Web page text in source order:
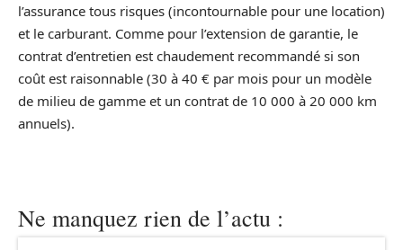
l’assurance tous risques (incontournable pour une location)
et le carburant. Comme pour l’extension de garantie, le
contrat d’entretien est chaudement recommandé si son
coût est raisonnable (30 à 40 € par mois pour un modèle
de milieu de gamme et un contrat de 10 000 à 20 000 km
annuels).
Ne manquez rien de l’actu :